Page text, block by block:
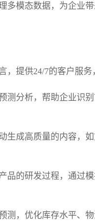
多模态数据，为企业
提供24/7的客户服务
分析，帮助企业识别
生成高质量的内容，
品的研发过程，通过
测，优化库存水平、